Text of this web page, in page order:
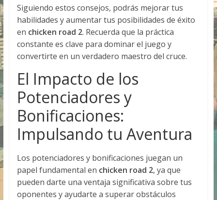
Siguiendo estos consejos, podrás mejorar tus
habilidades y aumentar tus posibilidades de éxito
en chicken road 2. Recuerda que la práctica
constante es clave para dominar el juego y
convertirte en un verdadero maestro del cruce.
El Impacto de los
Potenciadores y
Bonificaciones:
Impulsando tu Aventura
Los potenciadores y bonificaciones juegan un
papel fundamental en chicken road 2, ya que
pueden darte una ventaja significativa sobre tus
oponentes y ayudarte a superar obstáculos